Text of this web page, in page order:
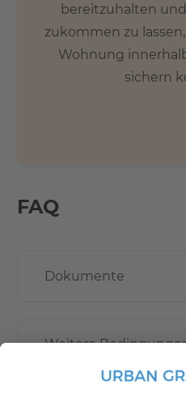
bereitzuhalten
zukommen zu
Wohnung
sichern
FAQ
Dokumente
Weitere